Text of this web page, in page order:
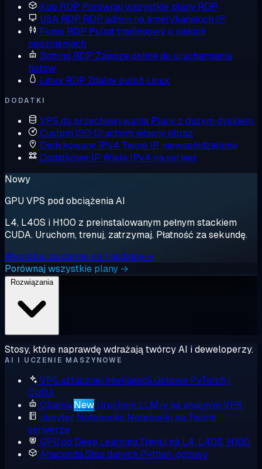
Kup RDP Porównaj wszystkie plany RDP
USA RDP RDP admin na amerykańskich IP
Forex RDP Pulpit tradingowy o niskich
opóźnieniach
Botting RDP Zawsze online do uruchamiania
botów
Linux RDP Zdalny pulpit Linux
DODATKI
VPS do przechowywania Plany z dużym dyskiem
Custom ISO Uruchom własny obraz
Dedykowany IPv4 Twoje IP, niewspółdzielone
Dodatkowe IP Wiele IPv4 na serwer
Nowy
GPU VPS pod obciążenia AI
L4, L40S i H100 z preinstalowanym pełnym stackiem
CUDA. Uruchom, trenuj, zatrzymaj. Płatność za sekundę.
Wypróbuj za darmo na 1 godzinę →
Porównaj wszystkie plany →
Rozwiązania
Stosy, które naprawdę wdrażają twórcy AI i deweloperzy.
AI I UCZENIE MASZYNOWE
VPS sztucznej inteligencji Gotowe PyTorch i
CUDA
Ollama New Uruchom LLM-y na własnym VPS
Jupyter Notebooks Notebooki na Twoim
serwerze
GPU do Deep Learning Trenuj na L4, L40S, H100
AnacondaStos danych Python, gotowy